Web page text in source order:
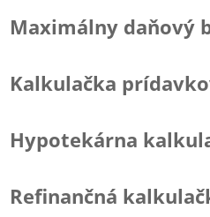
Maximálny daňový
Kalkulačka
Hypotekárna
Refinančná